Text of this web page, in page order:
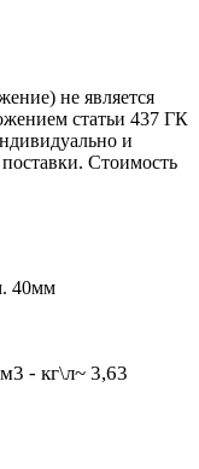
не является
статьи 437 ГК
и
Стоимость
40мм
- кг\л~ 3,63